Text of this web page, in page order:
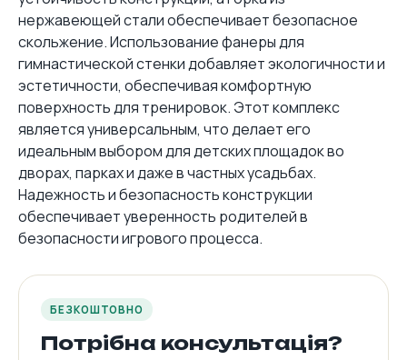
нержавеющей стали обеспечивает безопасное
скольжение. Использование фанеры для
гимнастической стенки добавляет экологичности и
эстетичности, обеспечивая комфортную
поверхность для тренировок. Этот комплекс
является универсальным, что делает его
идеальным выбором для детских площадок во
дворах, парках и даже в частных усадьбах.
Надежность и безопасность конструкции
обеспечивает уверенность родителей в
безопасности игрового процесса.
БЕЗКОШТОВНО
Потрібна консультація?